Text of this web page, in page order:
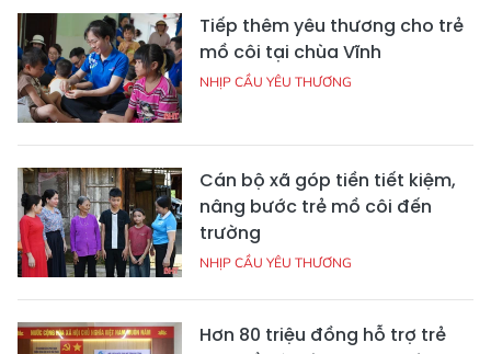
Tiếp thêm yêu thương cho trẻ
mồ côi tại chùa Vĩnh
NHỊP CẦU YÊU THƯƠNG
Cán bộ xã góp tiền tiết kiệm,
nâng bước trẻ mồ côi đến
trường
NHỊP CẦU YÊU THƯƠNG
Hơn 80 triệu đồng hỗ trợ trẻ